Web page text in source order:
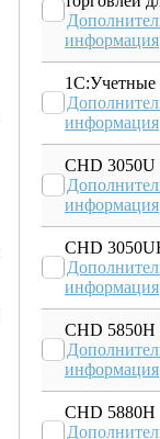
информация
1С:Учетные
информация
CHD 3050U
информация
CHD
информация
CHD 5850H
информация
CHD 5880H